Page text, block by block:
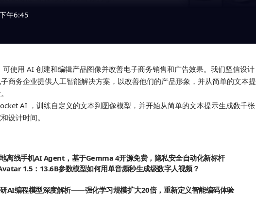
午6:45
可使用 AI 创建和编辑产品图像并改善电子商务销售和广告效果。我们坚信设计
商务企业提供人工智能解决方案，以改善他们的产品形象，并从简单的文本提
AI ，训练自定义的文本到图像模型，并开始从简单的文本提示生成数千张
设计时间。
离线手机AI Agent，基于Gemma 4开源免费，隐私安全自动化新标杆
1.5：13.6B参数模型如何用单音频秒生成级数字人视频？
AI编程模型深度解析——强化学习规模扩大20倍，重新定义智能编码体验